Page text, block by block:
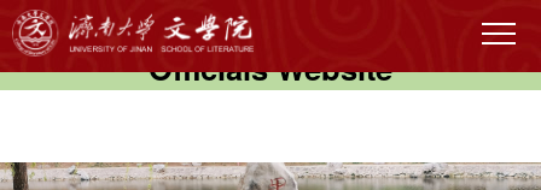
伟德国际(victor1946)官方网站-
Officials Website